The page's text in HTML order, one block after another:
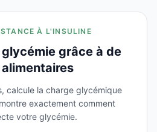
À L'INSULINE
grâce à de
calcule la charge glycémique
exactement comment
votre glycémie.